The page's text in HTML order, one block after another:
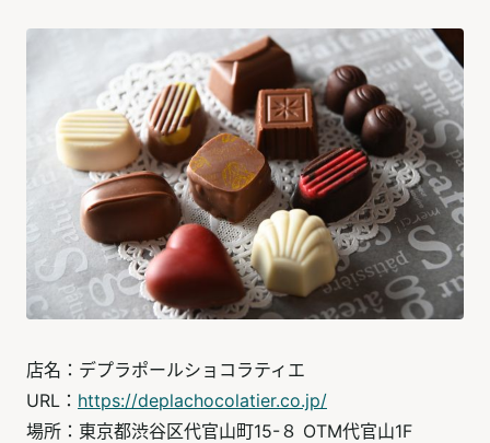
店名：デプラポールショコラティエ
URL： https://deplachocolatier.co.jp/
場所：東京都渋谷区代官山町15-８ OTM代官山1F